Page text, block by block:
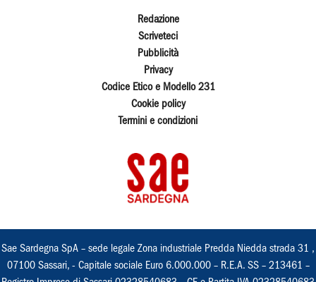
Redazione
Scriveteci
Pubblicità
Privacy
Codice Etico e Modello 231
Cookie policy
Termini e condizioni
Sae Sardegna SpA – sede legale Zona industriale Predda Niedda strada 31 ,
07100 Sassari, - Capitale sociale Euro 6.000.000 – R.E.A. SS – 213461 –